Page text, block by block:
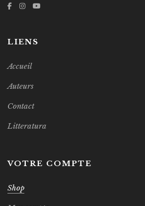
LIENS
Accueil
Auteurs
Contact
Litteratura
VOTRE COMPTE
Shop